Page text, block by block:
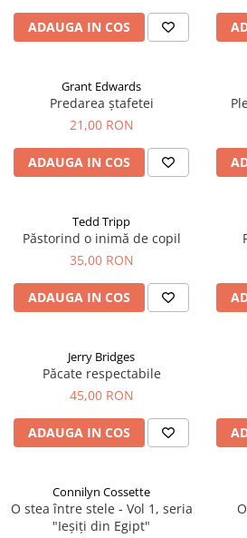
ADAUGA IN COS
Grant Edwards
Predarea ștafetei
21,00 RON
ADAUGA IN COS
Tedd Tripp
Păstorind o inimă de copil
35,00 RON
ADAUGA IN COS
Jerry Bridges
Păcate respectabile
45,00 RON
ADAUGA IN COS
Connilyn Cossette
O stea între stele - Vol 1, seria
"Ieșiți din Egipt"